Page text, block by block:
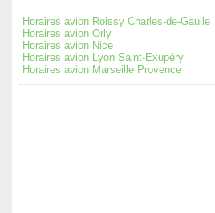
Horaires avion Roissy Charles-de-Gaulle
Horaires avion Orly
Horaires avion Nice
Horaires avion Lyon Saint-Exupéry
Horaires avion Marseille Provence